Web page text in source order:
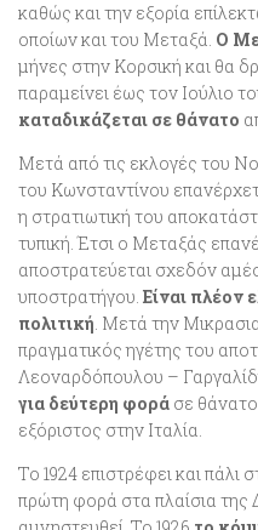
καθώς και την εξορία
οποίων και του Μεταξά. Ο
μήνες στην Κορσική και θα
παραμείνει έως τον Ιούλιο
καταδικάζεται σε θάνατο
Μετά από τις εκλογές του
του Κωνσταντίνου
η στρατιωτική του
τυπική. Έτσι ο Μεταξάς
αποστρατεύεται σχεδόν
υποστρατήγου. Είναι πλέον
πολιτική. Μετά την
πραγματικός ηγέτης του
Λεοναρδόπουλου –
για δεύτερη φορά σε θάνατο
εξόριστος στην Ιταλία.
Το 1924 επιστρέφει και πάλι
πρώτη φορά στα πλαίσια της